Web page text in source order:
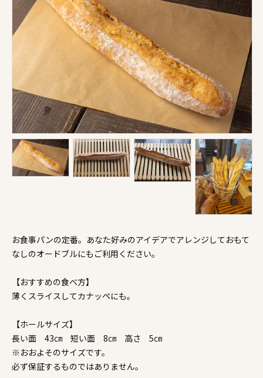
お食事パンの定番。あなた好みのアイデアでアレンジしておもて
なしのオードブルにもご利用ください。
【おすすめの食べ方】
薄くスライスしてカナッペにも。
【ホールサイズ】
長い面 43㎝ 短い面 8㎝ 高さ 5㎝
※おおよそのサイズです。
必ず保証するものではありません。